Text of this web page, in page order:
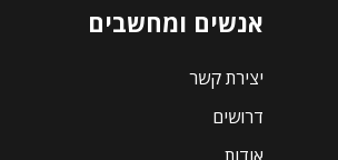
אנשים ומחשבים
יצירת קשר
דרושים